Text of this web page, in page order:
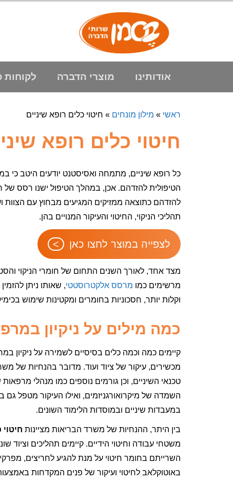
אודותינו מוצרי הדברה לקוחות
ראשי » מילון מונחים » חיטוי כלים רופא שיניים
חיטוי כלים רופא
כל רופא שיניים, מתמחה ואסיסטנט יודעים היטב כי
הטיפולית להזדהם. אכן, במהלך הטיפול ישנו רסס של
להזדהם כתוצאה ממזיקים המגיעים מבחוץ עם הצוות
תהליכי הניקוי, החיטוי והעיקור המנויים בהן.
לצפייה במוצר לחצו כאן
מצד אחד, לאורך השנים התחום של חומרי הניקוי
מרשימים כמו מרסס אלקטרוסטטי, שאותו ניתן
וקלות יותר, חסכוניות בחומרים ומקטינות שימוש
כמה מילים על ניקיון
קיימים כמה וכמה כלים בסיסיים לשמירה על ניקיון
מכשירים, עיקור של ציוד ועוד. מדובר בהנחיות של
טכנאי השיניים, וכן גורמים נוספים כמו מנהלי
השמדה של מיקרואורגניזמים, ואילו העיקור מטפל
במעבדות שיניים ובמוסדות הלימוד השונים.
בין היתר, ההנחיות של משרד הבריאות מציינות
משטחי עבודה וחיטוי הידיים. קיימים תהליכים
השרייתם בחומר חיטוי על מנת להגיע לחריצים,
באוטוקלאב לחיטוי ועיקור של פנים המקדחות